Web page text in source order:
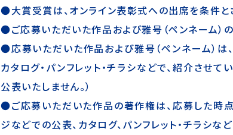
●大賞受賞は、オンライン表彰式への出席を条件と
●ご応募いただいた作品および雅号（ペンネーム）
●応募いただいた作品および雅号（ペンネーム）は
カタログ・パンフレット・チラシなどで、紹介させ
公表いたしません。）
●ご応募いただいた作品の著作権は、応募した時
ジなどでの公表、カタログ、パンフレット・チラシ